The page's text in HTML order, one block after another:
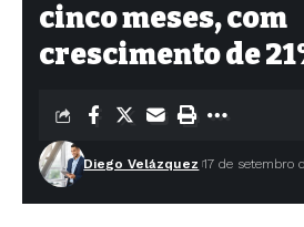
cinco meses, com
crescimento de
Diego Velázquez 17 de setembro